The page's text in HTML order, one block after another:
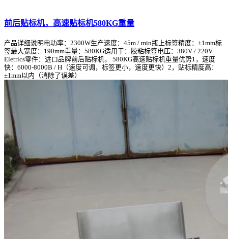
前后贴标机，高速贴标机580KG重量
产品详细说明电功率：2300W生产速度：45m / min瓶上标签精度：±1mm标
签最大宽度：190mm重量：580KG适用于：胶粘标签电压：380V / 220V
Eletrics零件：进口品牌前后贴标机， 580KG高速贴标机重量优势1，速度
快：6000-8000B / H（速度可调，标签更小，速度更快）2，贴标精度高：
±1mm以内（消除了误差）